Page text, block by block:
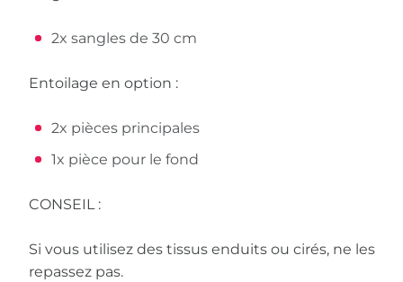
2x sangles de 30 cm
Entoilage en option :
2x pièces principales
1x pièce pour le fond
CONSEIL :
Si vous utilisez des tissus enduits ou cirés, ne les
repassez pas.